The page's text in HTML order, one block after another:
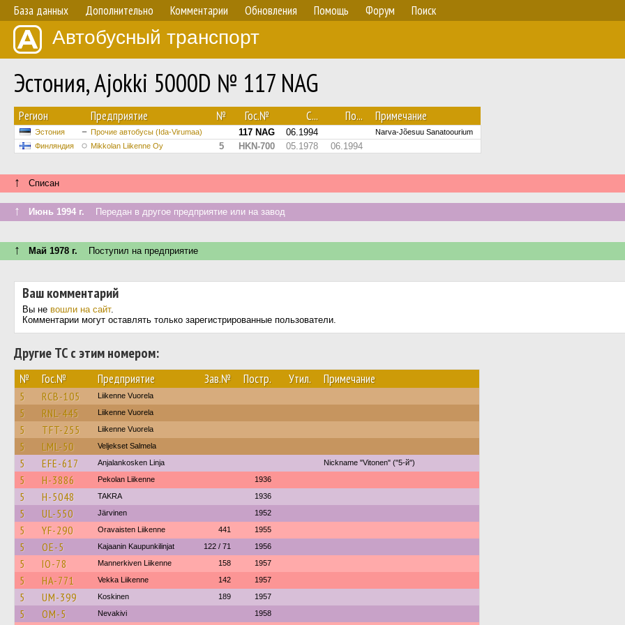
База данных Дополнительно Комментарии Обновления Помощь Форум Поиск
Автобусный транспорт
Эстония, Ajokki 5000D № 117 NAG
Регион Предприятие № Гос.№ С... По... Примечание
Эстония Прочие автобусы (Ida-Virumaa) 117 NAG 06.1994
Narva-Jõesuu Sanatoourium
Финляндия
Mikkolan Liikenne Oy 5 HKN-700 05.1978 06.1994
↑ Списан
↑ Июнь 1994 г. Передан в другое предприятие или на завод
↑ Май 1978 г. Поступил на предприятие
Ваш комментарий
Вы не вошли на сайт.
Комментарии могут оставлять только зарегистрированные пользователи.
Другие ТС с этим номером:
№ Гос.№ Предприятие Зав.№ Постр. Утил. Примечание
5 RCB-105 Liikenne Vuorela
5 RNL-445 Liikenne Vuorela
5 TFT-255 Liikenne Vuorela
5 LML-50 Veljekset Salmela
5 EFE-617 Anjalankosken Linja Nickname "Vitonen" ("5-й")
5 H-3886 Pekolan Liikenne 1936
5 H-5048 TAKRA 1936
5 UL-550 Järvinen 1952
5 YF-290 Oravaisten Liikenne 441 1955
5 OE-5 Kajaanin Kaupunkilinjat 122 / 71 1956
5 IO-78 Mannerkiven Liikenne 158 1957
5 HA-771 Vekka Liikenne 142 1957
5 UM-399 Koskinen 189 1957
5 OM-5 Nevakivi 1958